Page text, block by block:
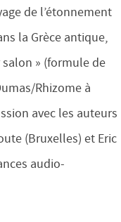
de l’étonnement
la Grèce antique,
» (formule de
Rhizome à
avec les auteurs
(Bruxelles) et Eric
audio-